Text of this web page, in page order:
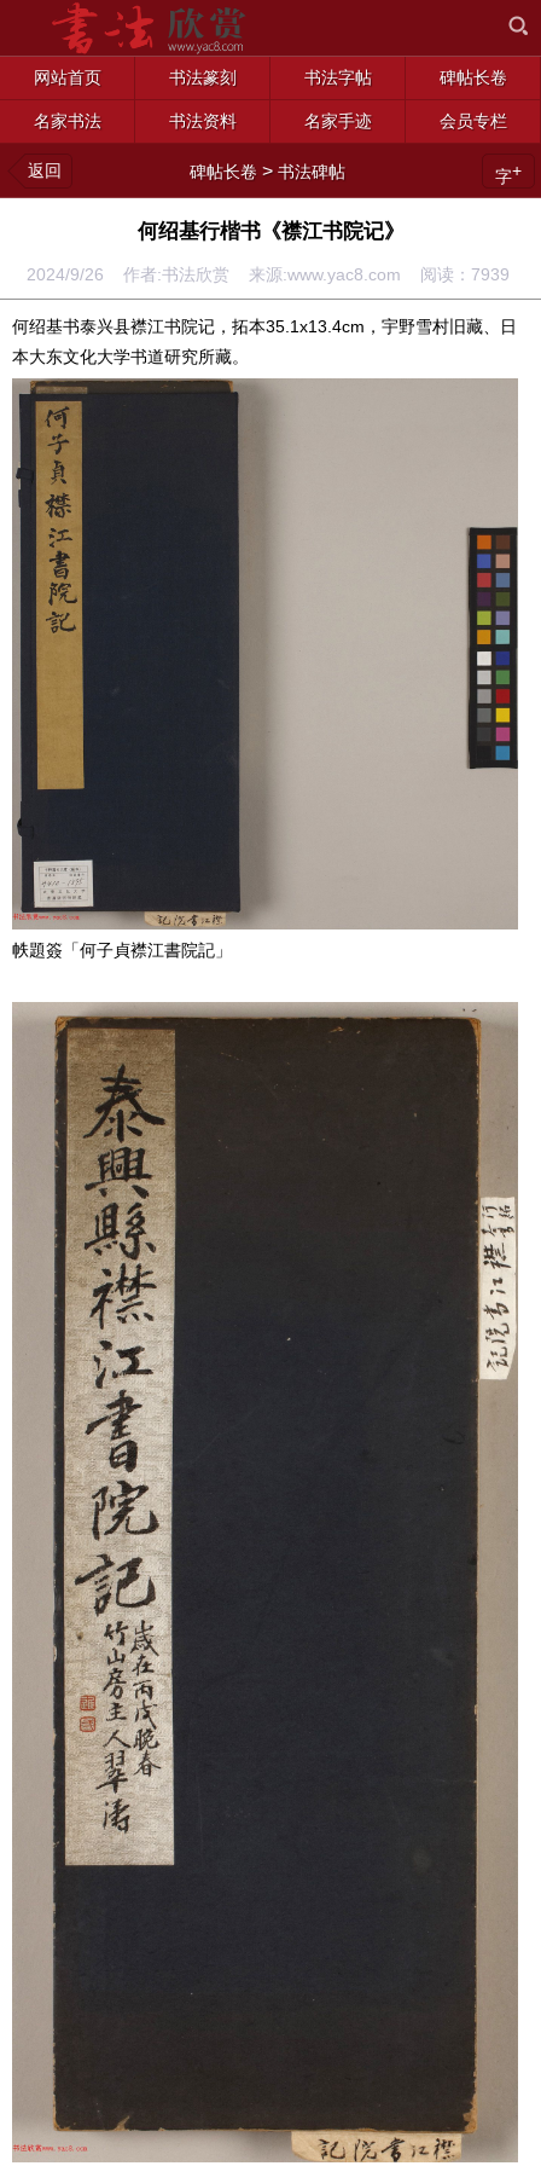
网站首页 书法篆刻 书法字帖 碑帖长卷
名家书法 书法资料 名家手迹 会员专栏
返回 碑帖长卷 >书法碑帖 字+
何绍基行楷书《襟江书院记》
2024/9/26 作者:书法欣赏 来源:www.yac8.com 阅读： 7939
何绍基书泰兴县襟江书院记，拓本35.1x13.4cm，宇野雪村旧藏、日
本大东文化大学书道研究所藏。
帙題簽「何子貞襟江書院記」